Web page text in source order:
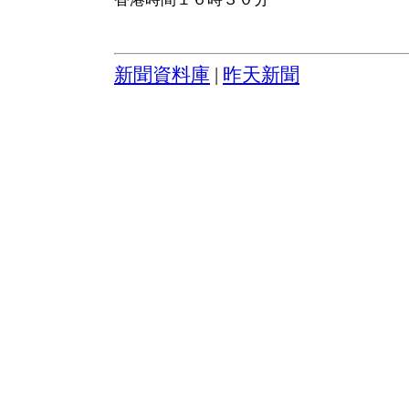
新聞資料庫 昨天新聞